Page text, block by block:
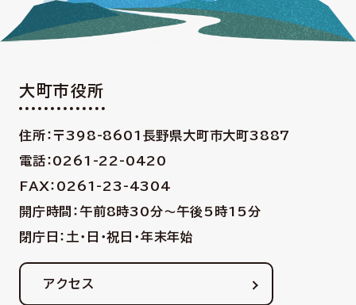
大町市役所
住所：〒398-8601 長野県大町市大町3887
電話：0261-22-0420
FAX：0261-23-4304
開庁時間：午前8時30分〜午後5時15分
閉庁日：土・日・祝日・年末年始
アクセス